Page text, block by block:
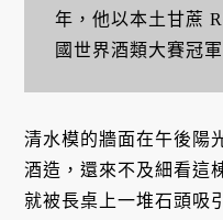
年，他以本土甘蔗
國世界酒類大賽冠軍
清水模的牆面在午後陽
酒造，還來不及細看這
就被長桌上一堆石頭吸